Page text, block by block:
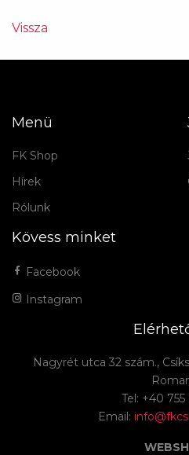
Vissza
Menü
FK Shop
Hírek
Rólunk
Kövess minket
Facebook
Instagram
Nagyrét utca 32 szám.,
Tel: +40 755
Email: